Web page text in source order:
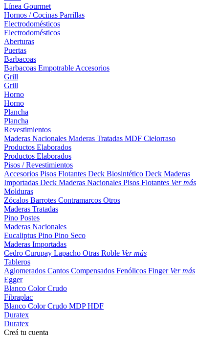
Línea Gourmet
Hornos / Cocinas Parrillas
Electrodomésticos
Electrodomésticos
Aberturas
Puertas
Barbacoas
Barbacoas Empotrable Accesorios
Grill
Grill
Horno
Horno
Plancha
Plancha
Revestimientos
Maderas Nacionales Maderas Tratadas MDF Cielorraso
Productos Elaborados
Productos Elaborados
Pisos / Revestimientos
Accesorios Pisos Flotantes Deck Biosintético Deck Maderas
Importadas Deck Maderas Nacionales Pisos Flotantes Ver más
Molduras
Zócalos Barrotes Contramarcos Otros
Maderas Tratadas
Pino Postes
Maderas Nacionales
Eucaliptus Pino Pino Seco
Maderas Importadas
Cedro Curupay Lapacho Otras Roble Ver más
Tableros
Aglomerados Cantos Compensados Fenólicos Finger Ver más
Egger
Blanco ColorCrudo
Fibraplac
Blanco ColorCrudo MDPHDF
Duratex
Duratex
Creá tu cuenta